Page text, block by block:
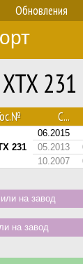
Обновления
231
С...
231
06.2015
05.2013
10.2007
на завод
на завод